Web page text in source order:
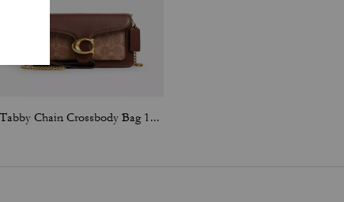
Tabby Chain Crossbody Bag 19 In Signature Canvas